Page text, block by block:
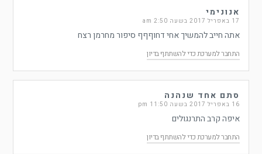
אנונימי
17 באפריל 2017 בשעה 2:50 am
אתה חייב להמשיך אחי דחוףףף סיפור מחרמן רצח
התחבר למערכת כדי להשתתף בדיון
סתם אחד שנהנה
16 באפריל 2017 בשעה 11:50 pm
איפה קרב התרנגולים
התחבר למערכת כדי להשתתף בדיון